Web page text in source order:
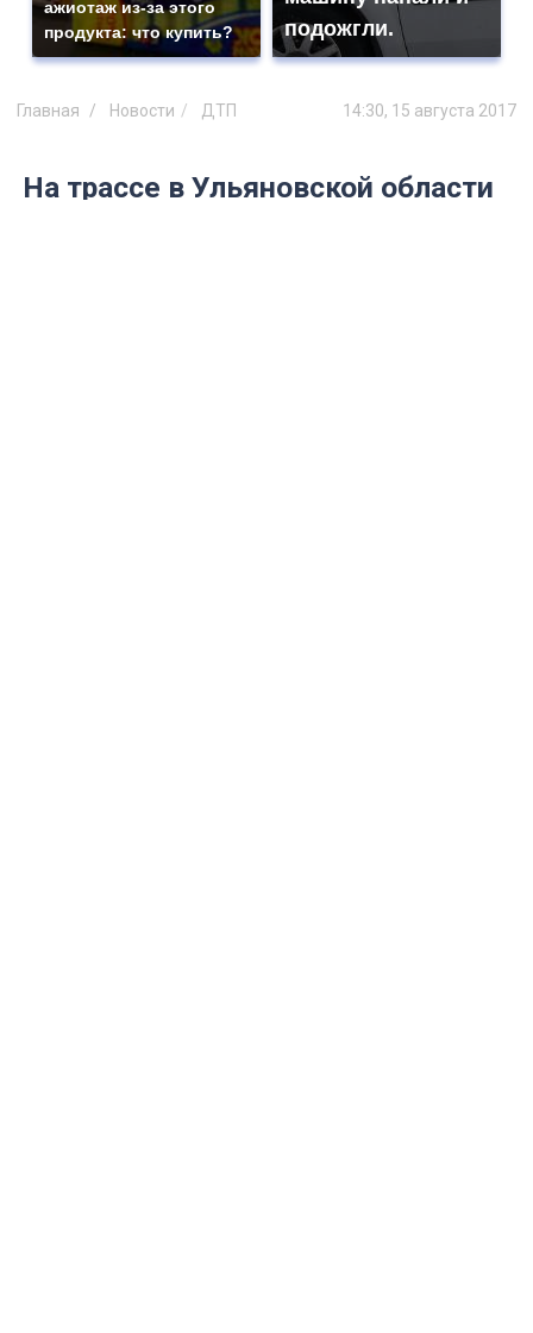
ажиотаж из-за этого
продукта: что купить?
подожгли.
Главная Новости ДТП 14:30, 15 августа 2017
На трассе в Ульяновской области